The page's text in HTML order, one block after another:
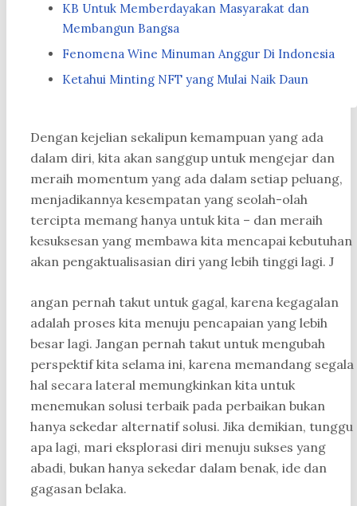
KB Untuk Memberdayakan Masyarakat dan
Membangun Bangsa
Fenomena Wine Minuman Anggur Di Indonesia
Ketahui Minting NFT yang Mulai Naik Daun
Dengan kejelian sekalipun kemampuan yang ada
dalam diri, kita akan sanggup untuk mengejar dan
meraih momentum yang ada dalam setiap peluang,
menjadikannya kesempatan yang seolah-olah
tercipta memang hanya untuk kita – dan meraih
kesuksesan yang membawa kita mencapai kebutuhan
akan pengaktualisasian diri yang lebih tinggi lagi. J
angan pernah takut untuk gagal, karena kegagalan
adalah proses kita menuju pencapaian yang lebih
besar lagi. Jangan pernah takut untuk mengubah
perspektif kita selama ini, karena memandang segala
hal secara lateral memungkinkan kita untuk
menemukan solusi terbaik pada perbaikan bukan
hanya sekedar alternatif solusi. Jika demikian, tunggu
apa lagi, mari eksplorasi diri menuju sukses yang
abadi, bukan hanya sekedar dalam benak, ide dan
gagasan belaka.